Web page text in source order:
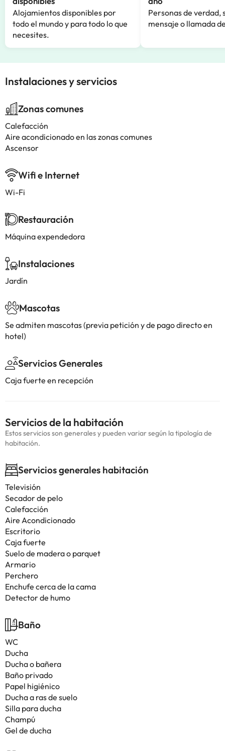
Alojamientos disponibles por
todo el mundo y para todo lo que
necesites.
Personas de verdad,
mensaje o llamada
Instalaciones y servicios
Zonas comunes
Calefacción
Aire acondicionado en las zonas comunes
Ascensor
Wifi e Internet
Wi-Fi
Restauración
Máquina expendedora
Instalaciones
Jardín
Mascotas
Se admiten mascotas (previa petición y de pago directo en
hotel)
Servicios Generales
Caja fuerte en recepción
Servicios de la habitación
Estos servicios son generales y pueden variar según la tipología de
habitación.
Servicios generales habitación
Televisión
Secador de pelo
Calefacción
Aire Acondicionado
Escritorio
Caja fuerte
Suelo de madera o parquet
Armario
Perchero
Enchufe cerca de la cama
Detector de humo
Baño
WC
Ducha
Ducha o bañera
Baño privado
Papel higiénico
Ducha a ras de suelo
Silla para ducha
Champú
Gel de ducha